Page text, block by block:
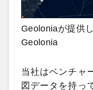
Geoloniaが提供
Geolonia
当社はベンチャ
図データを持っ